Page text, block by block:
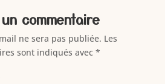
commentaire
ne sera pas publiée. Les
sont indiqués avec *